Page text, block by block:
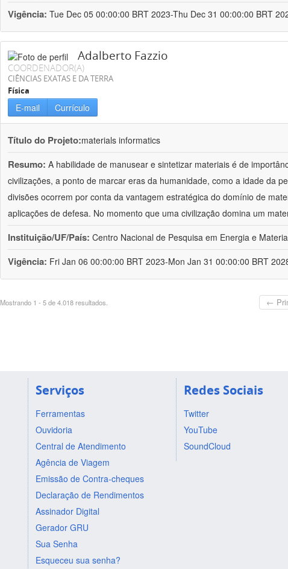
Vigência: Tue Dec 05 00:00:00 BRT 2023-Thu Dec 31 00:00:00 BRT
Adalberto Fazzio
COORDENADOR(A)
CIÊNCIAS EXATAS E DA TERRA
Física
E-mail Currículo
Título do Projeto:materials informatics
Resumo: A habilidade de manusear e sintetizar materiais é de
civilizações, a ponto de marcar eras da humanidade, como a idade da
divisões ocorrem por conta da vantagem estratégica do domínio de
aplicações de defesa. No momento que uma civilização domina um
Instituição/UF/País: Centro Nacional de Pesquisa em Energia e
Vigência: Fri Jan 06 00:00:00 BRT 2023-Mon Jan 31 00:00:00 BRT
Mostrando 1 - 5 de 4.018 resultados. ←
Serviços
Ferramentas
Ouvidoria
Central de Atendimento
Agência de Viagem
Emissão de Contra-cheques
Declaração de Rendimentos
Assinador Digital
Gerador GRU
Sua Senha
Esqueceu sua senha?
Redes Sociais
Twitter
YouTube
SoundCloud